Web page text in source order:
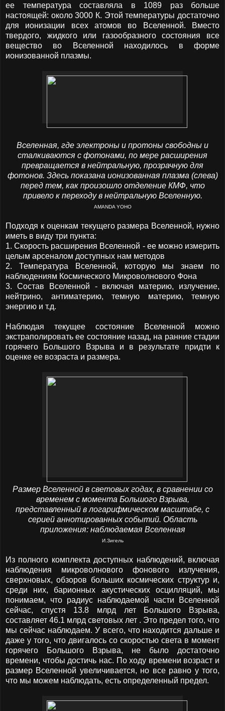
ее температура составляла в 1089 раз больше
настоящей: около 3000 К. Этой температуры достаточно
для ионизации всех атомов во Вселенной. Вместо
твердого, жидкого или газообразного состояния все
вещество во Вселенной находилось в форме
ионизованной плазмы.
Вселенная, где электроны и протоны свободны и
сталкиваются с фотонами, по мере расширения
превращается в нейтральную, прозрачную для
фотонов. Здесь показана ионизованная плазма (слева)
перед тем, как произошло отделение КМФ, что
привело к переходу в нейтральную Вселенную.
AMANDA YOHO
Подходя к оценкам текущего размера Вселенной, нужно
иметь в виду три пункта:
1. Скорость расширения Вселенной - ее можно измерить
целым арсеналом доступных нам методов
2. Температура Вселенной, которую мы знаем по
наблюдениям Космического Микроволнового Фона
3. Состав Вселенной - включая материю, излучение,
нейтрино, антиматерию, темную материю, темную
энергию и т.д.
Наблюдая текущее состояние Вселенной можно
экстраполировать ее состояние назад, на ранние стадии
горячего Большого Взрыва и в результате придти к
оценке ее возраста и размера.
Размер Вселенной в световых годах, в сравнении со
временем с момента Большого Взрыва,
представленный в логарифмическом масштабе, с
серией аннотированных событий. Область
приложения: наблюдаемая Вселенная
И.Зигель
Из полного комплекта доступных наблюдений, включая
наблюдения микроволнового фонового излучения,
сверхновых, обзоров больших космических структур и,
среди них, барионных акустических осцилляций, мы
понимаем, что радиус наблюдаемой части Вселенной
сейчас, спустя 13.8 млрд лет Большого Взрыва,
составляет 46.1 млрд световых лет . Это предел того, что
мы сейчас наблюдаем. У всего, что находится дальше и
даже у того, что двигалось со скоростью света в момент
горячего Большого Взрыва, не было достаточно
времени, чтобы достичь нас. По ходу времени возраст и
размер Вселенной увеличивается, но все равно у того,
что мы можем наблюдать, есть определенный предел.